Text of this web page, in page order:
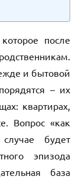
после
и бытовой
– их
квартирах,
Вопрос «как
будет
эпизода
база